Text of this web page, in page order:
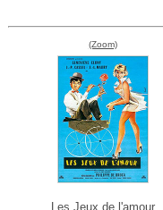
(Zoom)
Les Jeux de l'amour